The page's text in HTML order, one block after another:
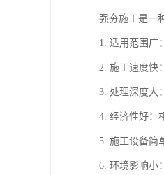
强夯施工是一
1. 适用范围广
2. 施工速度快
3. 处理深度大
4. 经济性好：
5. 施工设备简
6. 环境影响小